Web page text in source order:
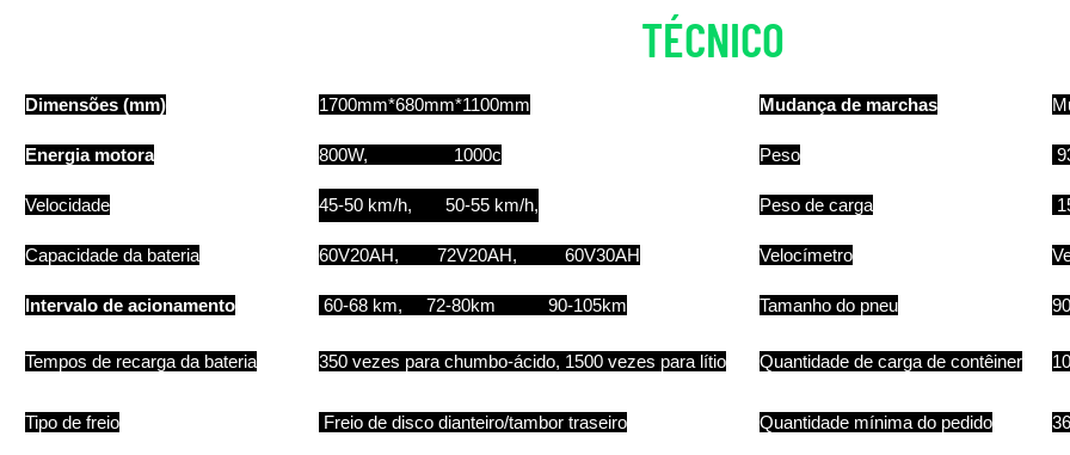
TÉCNICO
Dimensões (mm) 1700mm*680mm*1100mm Mudança de marchas
Energia motora 800W, 1000c Peso
Velocidade 45-50 km/h, 50-55 km/h, Peso de carga
Capacidade da bateria 60V20AH, 72V20AH, 60V30AH Velocímetro
Intervalo de acionamento 60-68 km, 72-80km 90-105km Tamanho do pneu
Tempos de recarga da bateria 350 vezes para chumbo-ácido, 1500 vezes para lítio Quantidade de carga de contêiner
Tipo de freio Freio de disco dianteiro/tambor traseiro Quantidade mínima do pedido